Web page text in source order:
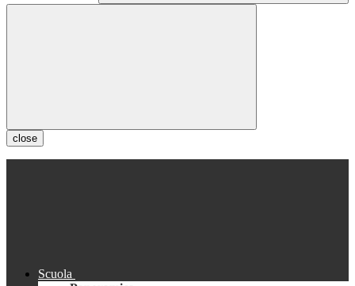
close
Scuola